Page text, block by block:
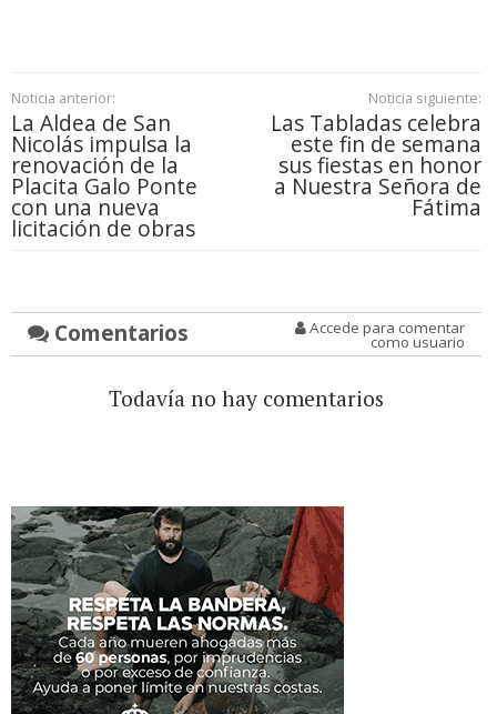
Noticia anterior:
La Aldea de San
Nicolás impulsa la
renovación de la
Placita Galo Ponte
con una nueva
licitación de obras
Noticia siguiente:
Las Tabladas celebra
este fin de semana
sus fiestas en honor
a Nuestra Señora de
Fátima
Comentarios Accede para comentar
como usuario
Todavía no hay comentarios